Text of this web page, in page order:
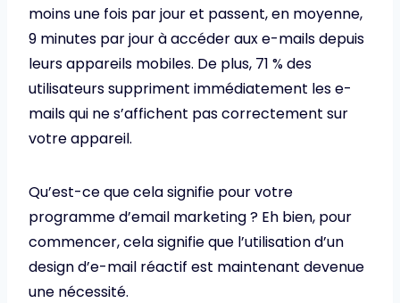
moins une fois par jour et passent, en moyenne,
9 minutes par jour à accéder aux e-mails depuis
leurs appareils mobiles. De plus, 71 % des
utilisateurs suppriment immédiatement les e-
mails qui ne s’affichent pas correctement sur
votre appareil.
Qu’est-ce que cela signifie pour votre
programme d’email marketing ? Eh bien, pour
commencer, cela signifie que l’utilisation d’un
design d’e-mail réactif est maintenant devenue
une nécessité.